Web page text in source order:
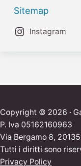
Sitemap
Instagram
Copyright © 2026 ·
P. Iva 05162160963
Via Bergamo 8,
Tutti i diritti sono
Privacy Policy